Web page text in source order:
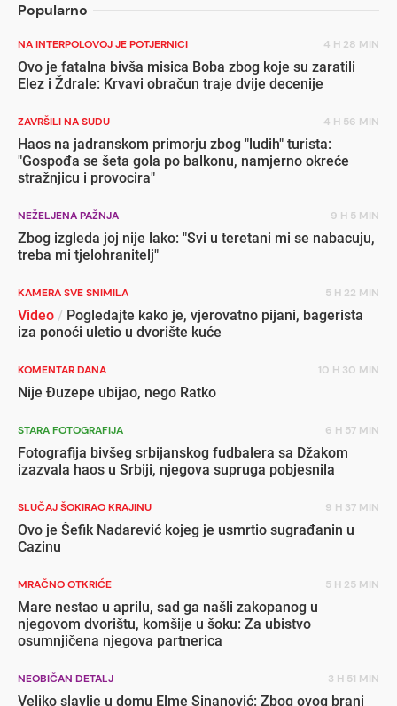
Popularno
NA INTERPOLOVOJ JE POTJERNICI 4 H 28 MIN
Ovo je fatalna bivša misica Boba zbog koje su zaratili
Elez i Ždrale: Krvavi obračun traje dvije decenije
ZAVRŠILI NA SUDU 4 H 56 MIN
Haos na jadranskom primorju zbog "ludih" turista:
"Gospođa se šeta gola po balkonu, namjerno okreće
stražnjicu i provocira"
NEŽELJENA PAŽNJA 9 H 5 MIN
Zbog izgleda joj nije lako: "Svi u teretani mi se nabacuju,
treba mi tjelohranitelj"
KAMERA SVE SNIMILA 5 H 22 MIN
Video / Pogledajte kako je, vjerovatno pijani, bagerista
iza ponoći uletio u dvorište kuće
KOMENTAR DANA 10 H 30 MIN
Nije Đuzepe ubijao, nego Ratko
STARA FOTOGRAFIJA 6 H 57 MIN
Fotografija bivšeg srbijanskog fudbalera sa Džakom
izazvala haos u Srbiji, njegova supruga pobjesnila
SLUČAJ ŠOKIRAO KRAJINU 9 H 37 MIN
Ovo je Šefik Nadarević kojeg je usmrtio sugrađanin u
Cazinu
MRAČNO OTKRIĆE 5 H 25 MIN
Mare nestao u aprilu, sad ga našli zakopanog u
njegovom dvorištu, komšije u šoku: Za ubistvo
osumnjičena njegova partnerica
NEOBIČAN DETALJ 3 H 51 MIN
Veliko slavlje u domu Elme Sinanović: Zbog ovog brani